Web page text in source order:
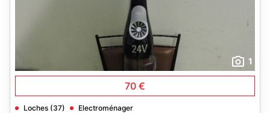
1
70 €
Loches (37) Electroménager